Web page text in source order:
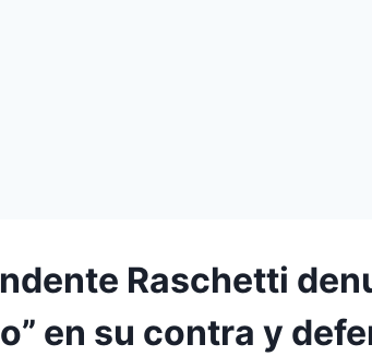
Raschetti
en su contra y